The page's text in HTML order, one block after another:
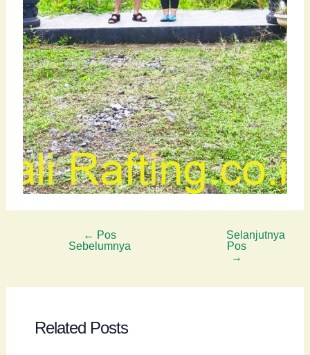
navigation
← Pos
Sebelumnya
Selanjutnya
Pos
→
Related Posts